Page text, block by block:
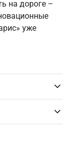
на дороге –
уже